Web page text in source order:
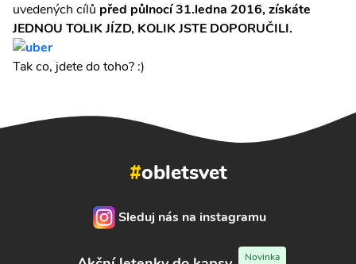
uvedených cílů před půlnocí 31.ledna 2016, získáte
JEDNOU TOLIK JÍZD, KOLIK JSTE DOPORUČILI.
Tak co, jdete do toho? :)
#obletsvet
Sleduj nás na instagramu
Novinka